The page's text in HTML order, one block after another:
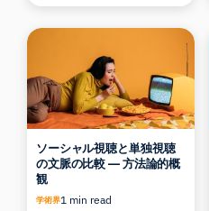
ソーシャル視聴と単独視聴
の文脈の比較 ― 方法論的概
観
学術界1 min read